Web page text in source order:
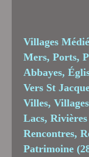
Villages
Mers, Ports,
Abbayes,
Vers St
Villes,
Lacs,
Rencontres,
Patrimoine